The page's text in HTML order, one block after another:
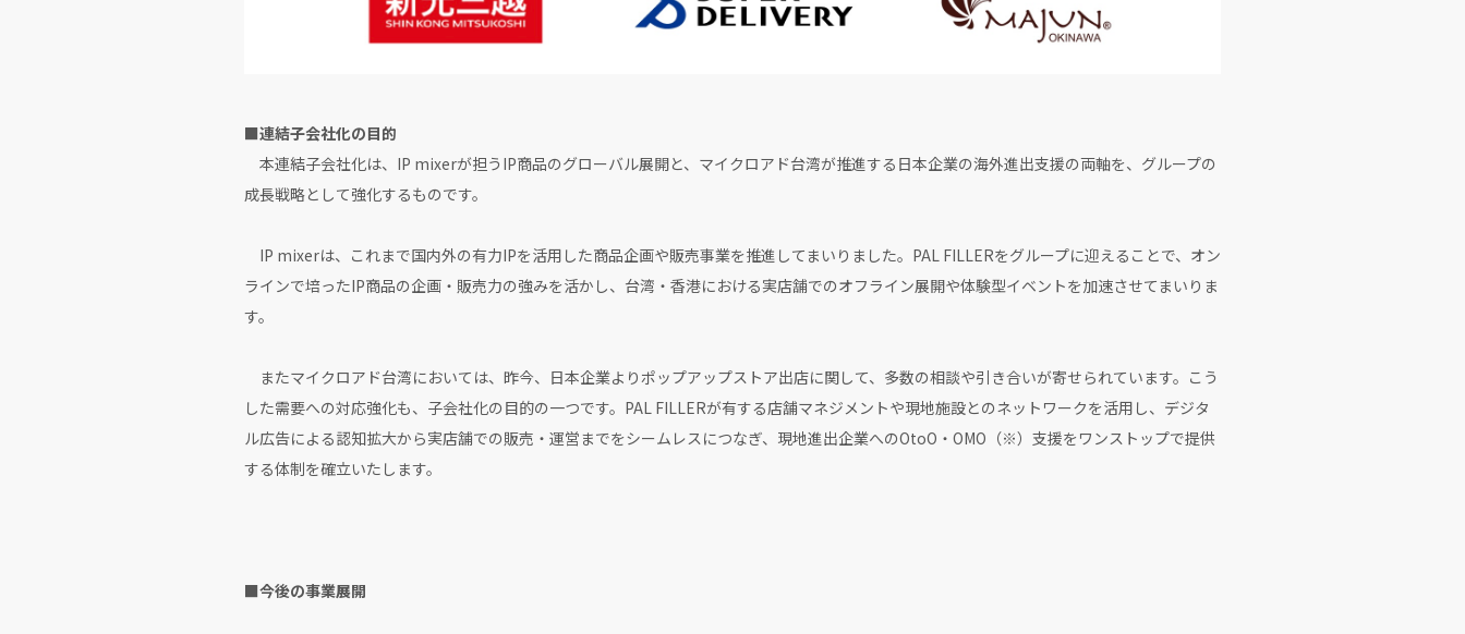
■連結子会社化の目的
本連結子会社化は、IP mixerが担うIP商品のグローバル展開と、マイクロアド台湾が推進する日本企業の海外進出支援の両軸を、グループの
成長戦略として強化するものです。
IP mixerは、これまで国内外の有力IPを活用した商品企画や販売事業を推進してまいりました。PAL FILLERをグループに迎えることで、オン
ラインで培ったIP商品の企画・販売力の強みを活かし、台湾・香港における実店舗でのオフライン展開や体験型イベントを加速させてまいりま
す。
またマイクロアド台湾においては、昨今、日本企業よりポップアップストア出店に関して、多数の相談や引き合いが寄せられています。こう
した需要への対応強化も、子会社化の目的の一つです。PAL FILLERが有する店舗マネジメントや現地施設とのネットワークを活用し、デジタ
ル広告による認知拡大から実店舗での販売・運営までをシームレスにつなぎ、現地進出企業へのOtoO・OMO（※）支援をワンストップで提供
する体制を確立いたします。
■今後の事業展開